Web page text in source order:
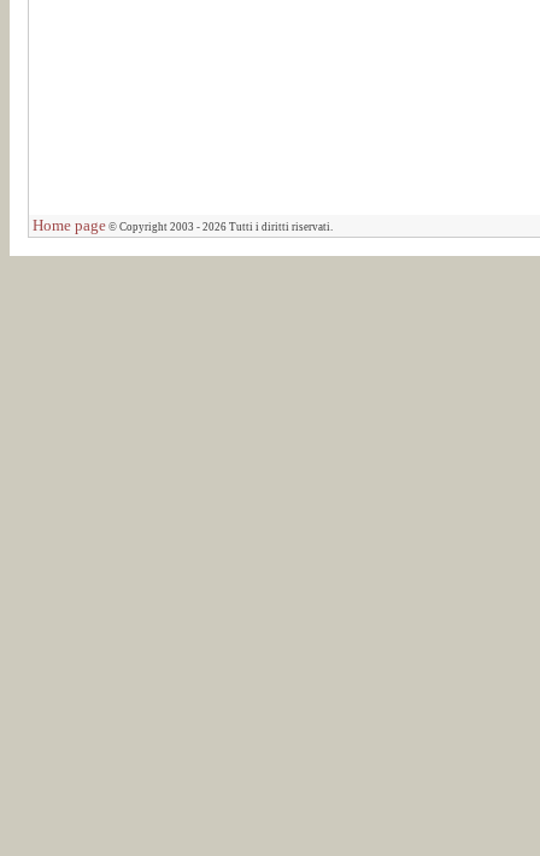
Home page © Copyright 2003 - 2026 Tutti i diritti riservati.